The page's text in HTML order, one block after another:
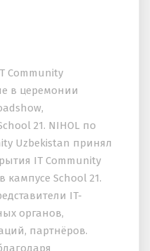
Community
в церемонии
21. NIHOL по
Uzbekistan принял
IT Community
кампусе School 21.
IT-
органов,
партнёров.